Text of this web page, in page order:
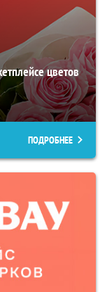
цветов
ПОДРОБНЕЕ